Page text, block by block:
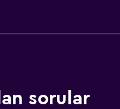
sorular